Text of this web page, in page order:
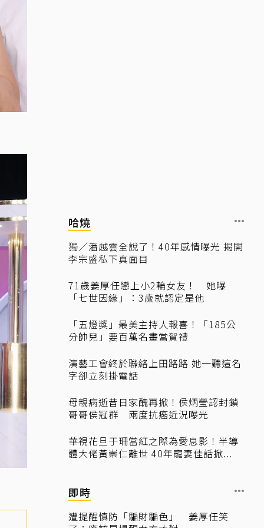
哈燒
獨／潘越雲全說了！40年感情曝光 揭開
李宗盛私下真面目
71歲姜厚任戀上小2輪女友！ 她曝
「七世因緣」：3歲就認定是他
「五燈獎」最美主持人報喜！「185公
分帥兒」要百萬名畫當賀禮
演藝工會終於聯絡上田路路 她一聽這名
字卻立刻掛電話
母親病逝昔日家醜再掀！侯炳瑩認封鎖
哥哥侯冠群 兩度抗癌近況曝光
華視花旦于珊當紅之際為愛息影！半導
體大佬黃崇仁離世 40年寵妻佳話掀...
即時
遭提醒慎防「騙財騙色」 姜厚任笑